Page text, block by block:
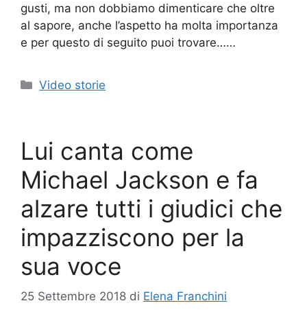
gusti, ma non dobbiamo dimenticare che oltre
al sapore, anche l’aspetto ha molta importanza
e per questo di seguito puoi trovare……
Categorie
Video storie
Lui canta come
Michael Jackson e fa
alzare tutti i giudici che
impazziscono per la
sua voce
25 Settembre 2018 di Elena Franchini